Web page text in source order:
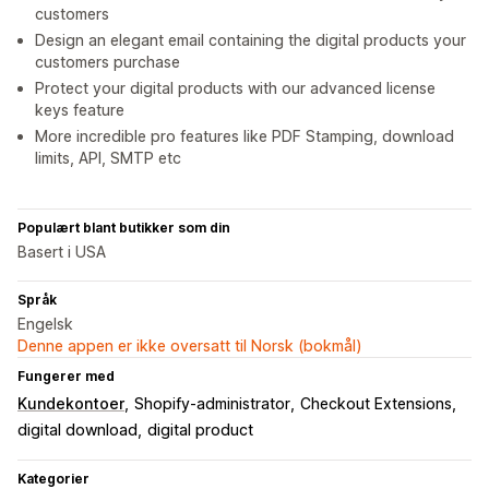
customers
Design an elegant email containing the digital products your
customers purchase
Protect your digital products with our advanced license
keys feature
More incredible pro features like PDF Stamping, download
limits, API, SMTP etc
Populært blant butikker som din
Basert i USA
Språk
Engelsk
Denne appen er ikke oversatt til Norsk (bokmål)
Fungerer med
Kundekontoer Shopify-administrator Checkout Extensions
digital download
digital product
Kategorier